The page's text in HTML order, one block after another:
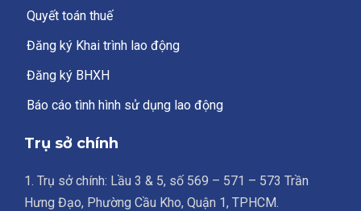
Quyết toán thuế
Đăng ký Khai trình lao động
Đăng ký BHXH
Báo cáo tình hình sử dụng lao động
Trụ sở chính
1. Trụ sở chính: Lầu 3 & 5, số 569 – 571 – 573 Trần
Hưng Đạo, Phường Cầu Kho, Quận 1, TPHCM.